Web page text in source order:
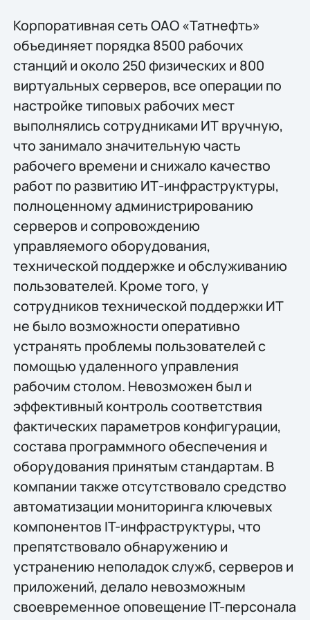
Корпоративная сеть ОАО «Татнефть»
объединяет порядка 8500 рабочих
станций и около 250 физических и 800
виртуальных серверов, все операции по
настройке типовых рабочих мест
выполнялись сотрудниками ИТ вручную,
что занимало значительную часть
рабочего времени и снижало качество
работ по развитию ИТ-инфраструктуры,
полноценному администрированию
серверов и сопровождению
управляемого оборудования,
технической поддержке и обслуживанию
пользователей. Кроме того, у
сотрудников технической поддержки ИТ
не было возможности оперативно
устранять проблемы пользователей с
помощью удаленного управления
рабочим столом. Невозможен был и
эффективный контроль соответствия
фактических параметров конфигурации,
состава программного обеспечения и
оборудования принятым стандартам. В
компании также отсутствовало средство
автоматизации мониторинга ключевых
компонентов IT-инфраструктуры, что
препятствовало обнаружению и
устранению неполадок служб, серверов и
приложений, делало невозможным
своевременное оповещение IT-персонала